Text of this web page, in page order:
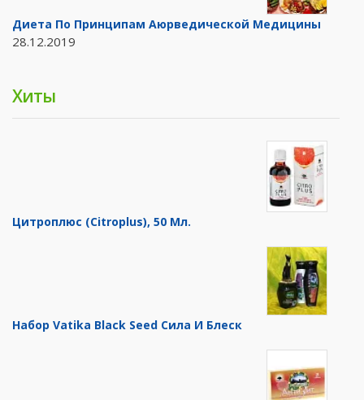
Диета По Принципам Аюрведической Медицины
28.12.2019
Хиты
Цитроплюс (Citroplus), 50 Мл.
Набор Vatika Black Seed Сила И Блеск